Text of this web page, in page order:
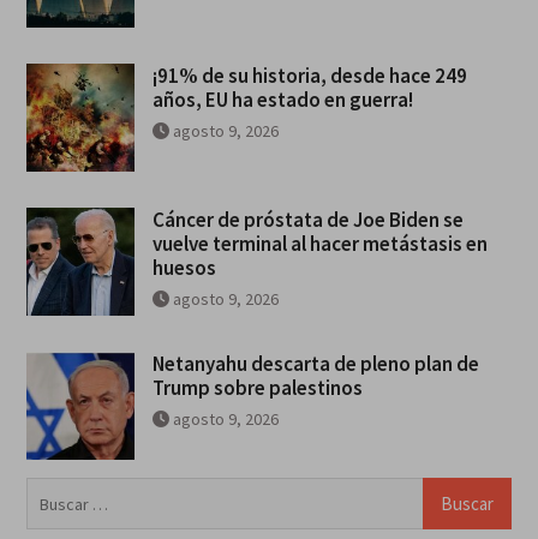
¡91% de su historia, desde hace 249
años, EU ha estado en guerra!
agosto 9, 2026
Cáncer de próstata de Joe Biden se
vuelve terminal al hacer metástasis en
huesos
agosto 9, 2026
Netanyahu descarta de pleno plan de
Trump sobre palestinos
agosto 9, 2026